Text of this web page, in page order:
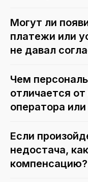
Могут ли
платежи или
не давал
Чем
отличается
оператора
Если
недостача,
компенсацию?